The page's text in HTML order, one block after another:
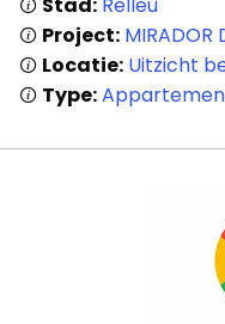
Stad: Relleu
Project: MIRADOR
Locatie: Uitzicht
Type: